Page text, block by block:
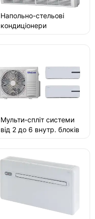
Напольно-стельові
кондиціонери
Мульти-спліт системи
від 2 до 6 внутр. блоків